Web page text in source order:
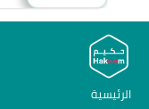
الرئيسية